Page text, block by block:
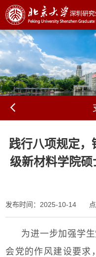
践行八项规定
级新材料学院
发布时间：2025-10-14
为进一步加强学
会党的作风建设要求